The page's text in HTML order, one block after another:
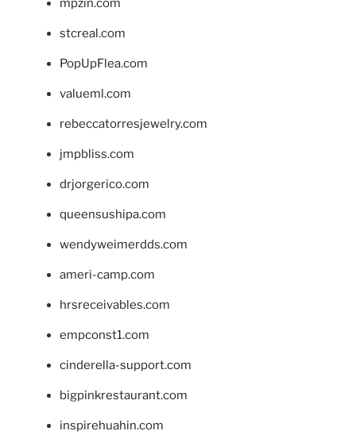
mpzin.com
stcreal.com
PopUpFlea.com
valueml.com
rebeccatorresjewelry.com
jmpbliss.com
drjorgerico.com
queensushipa.com
wendyweimerdds.com
ameri-camp.com
hrsreceivables.com
empconst1.com
cinderella-support.com
bigpinkrestaurant.com
inspirehuahin.com